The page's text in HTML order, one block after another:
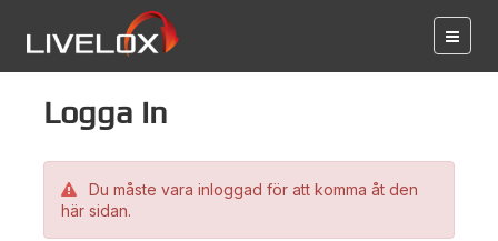
Logga in
Du måste vara inloggad för att komma åt den
här sidan.